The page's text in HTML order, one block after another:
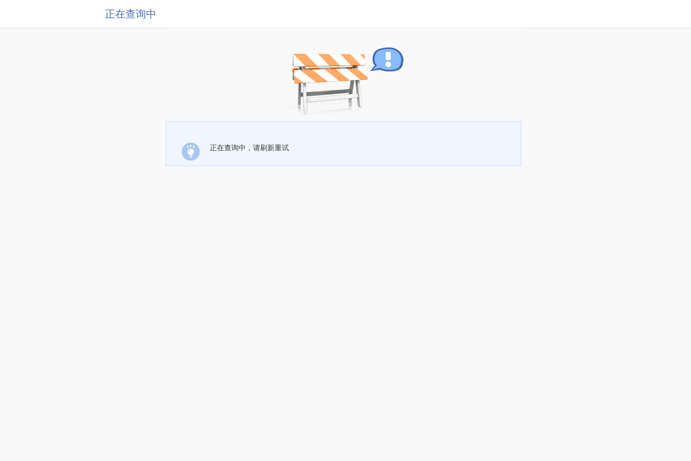
正在查询中
正在查询中，请刷新重试